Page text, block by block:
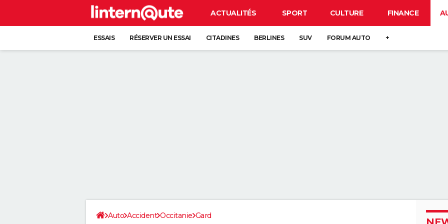
ACTUALITÉS SPORT CULTURE FINANCE
ESSAIS RÉSERVER UN ESSAI CITADINES BERLINES SUV FORUM AUTO +
Auto Accident Occitanie Gard